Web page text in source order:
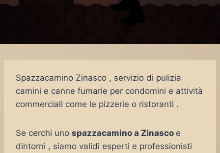
Spazzacamino Zinasco , servizio di pulizia
camini e canne fumarie per condomini e attività
commerciali come le pizzerie o ristoranti .
Se cerchi uno spazzacamino a Zinasco e
dintorni , siamo validi esperti e professionisti